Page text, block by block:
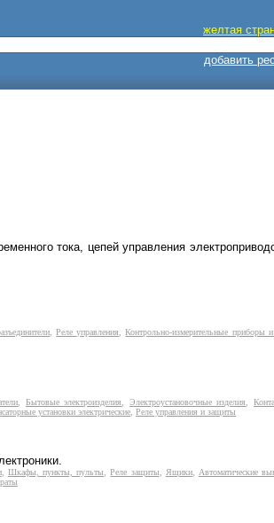
желтая
добавить
тока, цепей управления
,Реле управления ,Контрольно-измерительные приборы
Бытовые электроизделия Электроустановочные изделия ,
установки электрические Реле управления и защиты
, Шкафы, пункты, пульты,Реле защиты, Ящики, Автоматические